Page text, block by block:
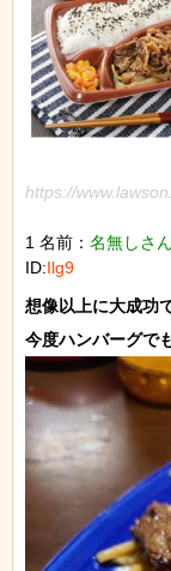
https://
1 名前： 名無しさ
ID:Ilg9
想像以上に大成功